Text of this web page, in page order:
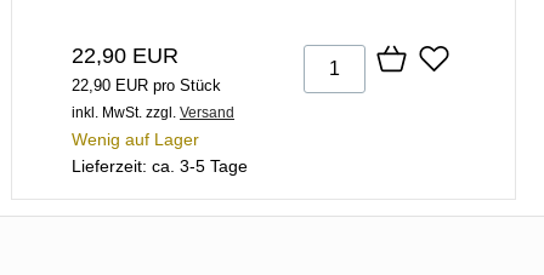
22,90 EUR
22,90 EUR pro Stück
inkl. MwSt. zzgl. Versand
Wenig auf Lager
Lieferzeit: ca. 3-5 Tage